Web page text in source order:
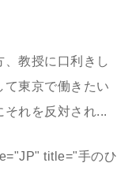
教授に口利きし
て東京で働きたい
それを反対され...
title="手のひ